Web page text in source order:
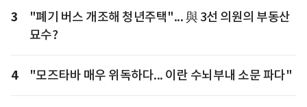
3
"폐기 버스 개조해 청년주택"... 與 3선 의원의 부동산
묘수?
4 "모즈타바 매우 위독하다... 이란 수뇌부내 소문 파다"